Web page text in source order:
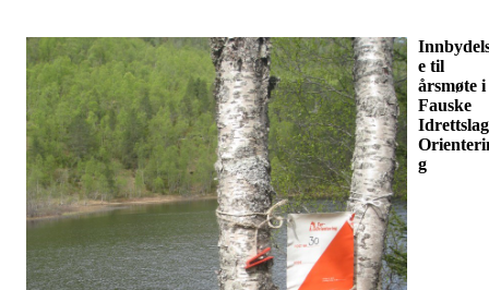
e til
årsmøte i
Fauske
Idrettslag
g